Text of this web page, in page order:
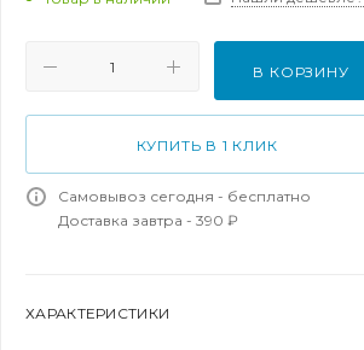
В КОРЗИНУ
КУПИТЬ В 1 КЛИК
Самовывоз сегодня - бесплатно
Доставка завтра - 390 ₽
ХАРАКТЕРИСТИКИ